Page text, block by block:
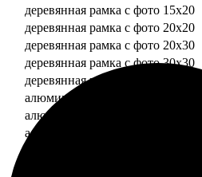
деревянная рамка с фото 15х20
деревянная рамка с фото 20х20
деревянная рамка с фото 20х30
деревянная рамка с фото 30х30
деревянная рамка с фото 30х40
алюминиевая рамка с фото 10х15
алюминиевая рамка с фото 20х30
алюминиевая рамка с фото 30х40